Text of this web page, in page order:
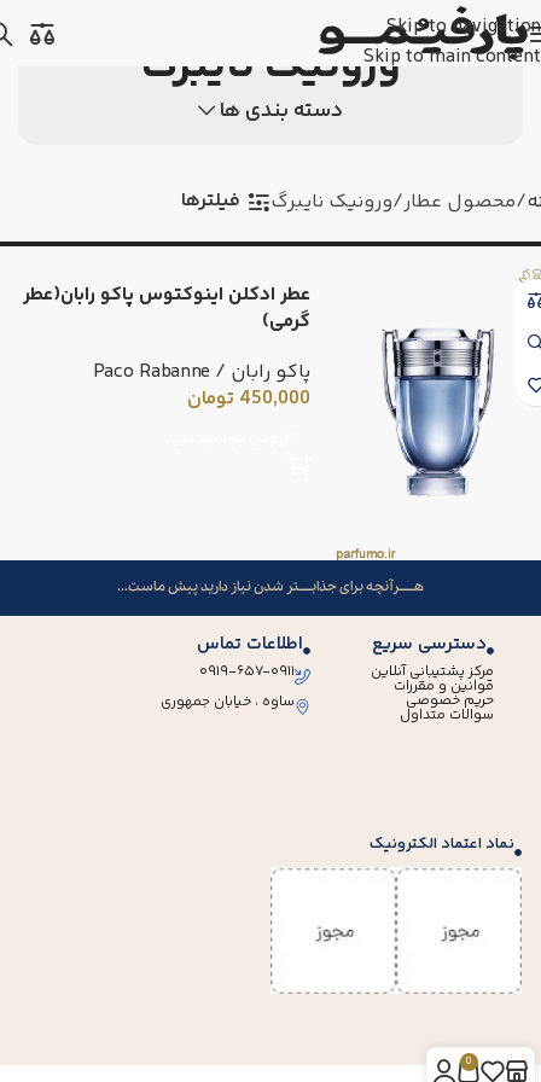
Skip to navigation
Skip to main contentورونیک نایبرگ
دسته بندی ها
محصول عطار ورونیک نایبرگ فیلترها
عطر ادکلن اینوکتوس پاکو رابان(عطر
گرمی)
پاکو رابان / Paco Rabanne
450,000 تومان
هــــــرآنچه برای جذابـــــتر شدن نیاز دارید پیش ماست...
دسترسی سریع
مرکز پشتیبانی آنلاین
قوانین و مقررات
حریم خصوصی
سوالات متداول
اطلاعات تماس
۰۹۱۹-۶۵۷-۰۹۱۱
ساوه ، خیابان جمهوری
نماد اعتماد الکترونیک
0